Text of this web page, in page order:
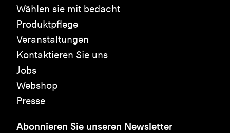
Wählen sie mit bedacht
Produktpflege
Veranstaltungen
Kontaktieren Sie uns
Jobs
Webshop
Presse
Abonnieren Sie unseren Newsletter